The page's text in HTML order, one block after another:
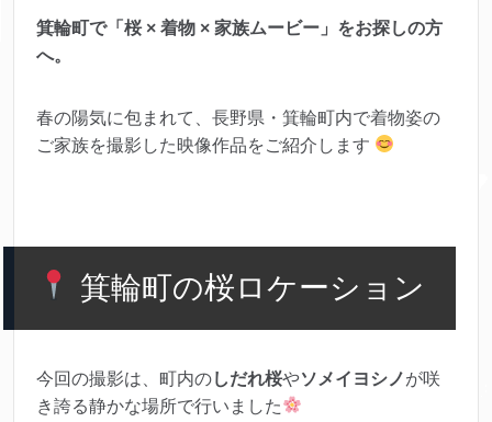
箕輪町で「桜 × 着物 × 家族ムービー」をお探しの方
へ。
春の陽気に包まれて、長野県・箕輪町内で着物姿の
ご家族を撮影した映像作品をご紹介します
箕輪町の桜ロケーション
今回の撮影は、町内のしだれ桜やソメイヨシノが咲
き誇る静かな場所で行いました